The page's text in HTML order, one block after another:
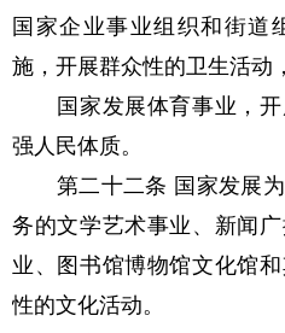
国家企业事业组织和街道
施，开展群众性的卫生活动
国家发展体育事业，开
强人民体质。
第二十二条 国家发展为
务的文学艺术事业、新闻
业、图书馆博物馆文化馆
性的文化活动。